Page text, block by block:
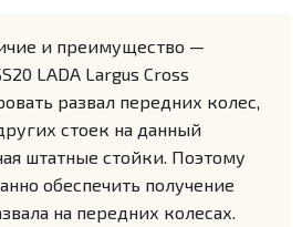
и преимущество —
LADA Largus Cross
развал передних колес,
стоек на данный
штатные стойки. Поэтому
обеспечить получение
на передних колесах.